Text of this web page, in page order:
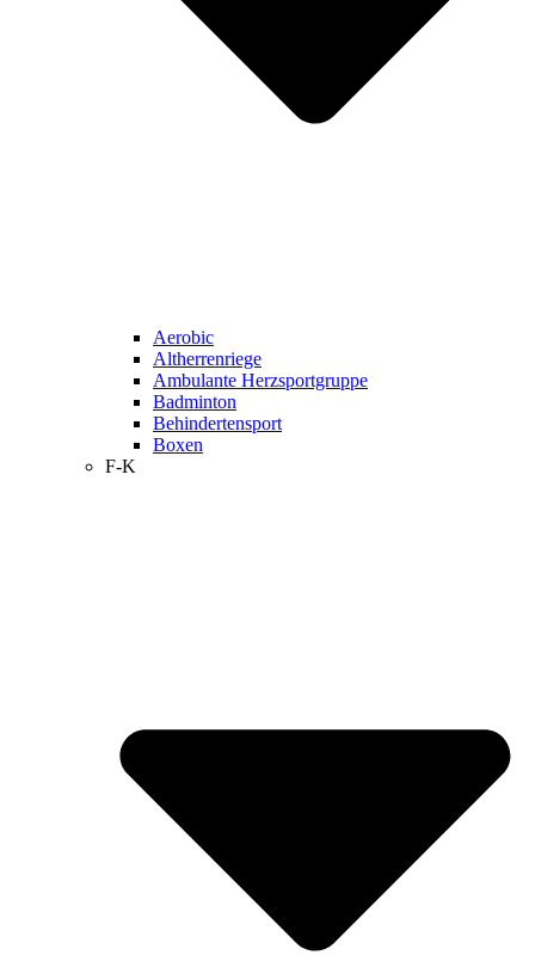
Aerobic
Altherrenriege
Ambulante Herzsportgruppe
Badminton
Behindertensport
Boxen
F-K